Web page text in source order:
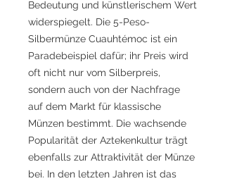
Bedeutung und künstlerischem Wert
widerspiegelt. Die 5-Peso-
Silbermünze Cuauhtémoc ist ein
Paradebeispiel dafür; ihr Preis wird
oft nicht nur vom Silberpreis,
sondern auch von der Nachfrage
auf dem Markt für klassische
Münzen bestimmt. Die wachsende
Popularität der Aztekenkultur trägt
ebenfalls zur Attraktivität der Münze
bei. In den letzten Jahren ist das